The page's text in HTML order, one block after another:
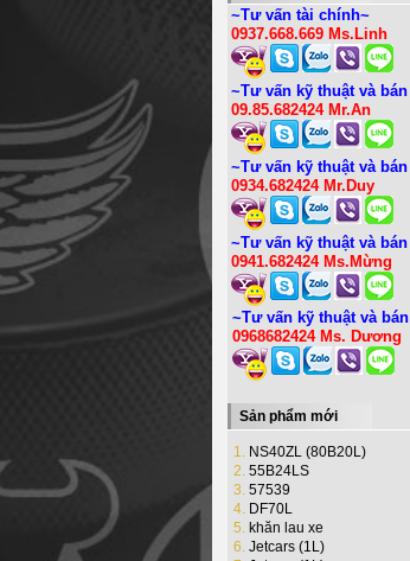
~Tư vấn tài chính~
0937.668.669 Ms.Linh
~Tư vấn kỹ thuật và
09.85.682424 Mr.An
~Tư vấn kỹ thuật và
0934.682424 Mr.Duy
~Tư vấn kỹ thuật và
0941.682424 Ms.Mừng
~Tư vấn kỹ thuật và
0968682424 Ms. Dương
Sản phẩm mới
1. NS40ZL (80B20L)
2. 55B24LS
3. 57539
4. DF70L
5. khăn lau xe
6. Jetcars (1L)